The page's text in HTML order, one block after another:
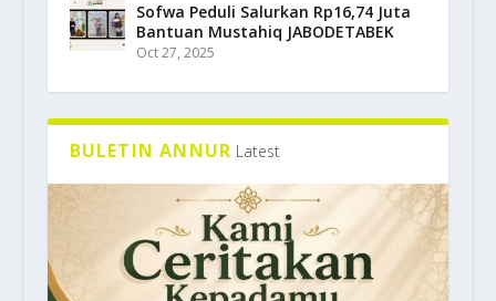
Sofwa Peduli Salurkan Rp16,74 Juta
Bantuan Mustahiq JABODETABEK
Oct 27, 2025
BULETIN ANNUR Latest